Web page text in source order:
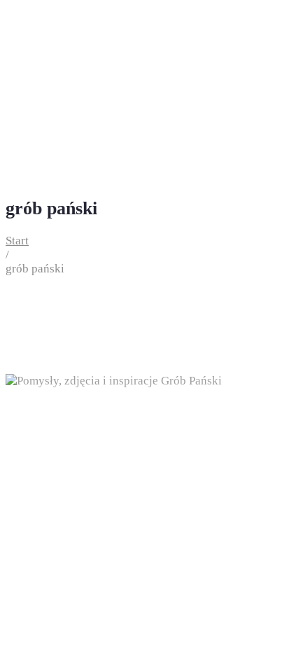
grób pański
Start
/
grób pański